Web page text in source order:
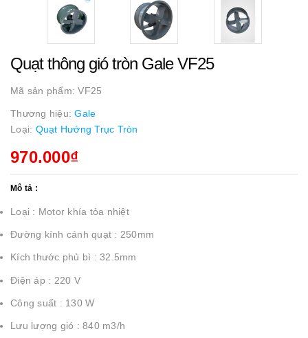
Quạt thông gió tròn Gale VF25
Mã sản phẩm:VF25
Thương hiệu:Gale
Loại: Quạt Hướng Trục Tròn
970.000₫
Mô tả :
Loại : Motor khía tỏa nhiệt
Đường kính cánh quạt : 250mm
Kích thước phủ bì : 32.5mm
Điện áp : 220 V
Công suất : 130 W
Lưu lượng gió : 840 m3/h